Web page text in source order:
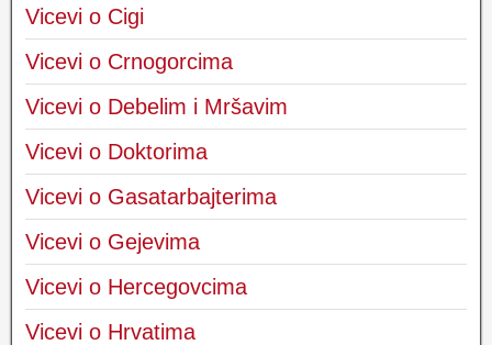
Vicevi o Cigi
Vicevi o Crnogorcima
Vicevi o Debelim i Mršavim
Vicevi o Doktorima
Vicevi o Gasatarbajterima
Vicevi o Gejevima
Vicevi o Hercegovcima
Vicevi o Hrvatima